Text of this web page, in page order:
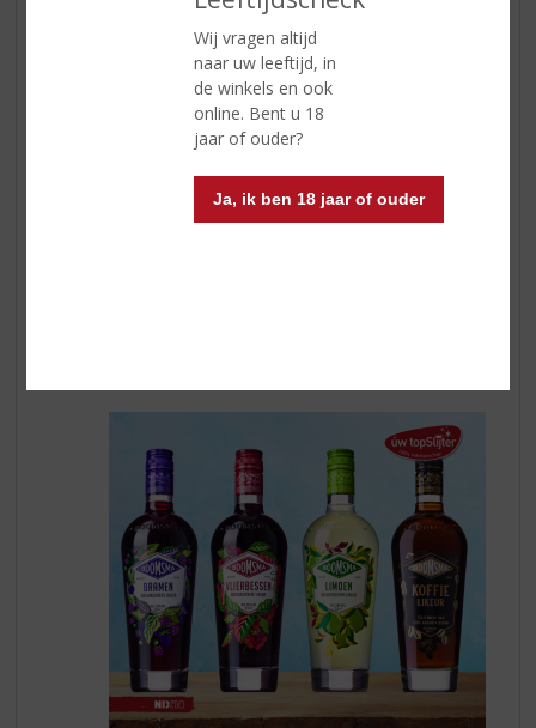
Wij vragen altijd
naar uw leeftijd, in
de winkels en ook
online. Bent u 18
jaar of ouder?
Ja, ik ben 18 jaar of ouder
Ook vaak zo'n stressfactor. Het liefst nemen wij
gewoon ons hele huis mee maar helaas hebben wij nog
geen toverstaf om dit passend in de koffers te krijgen.
Tranquilo...pak de koffers zo kort mogelijk voor de
vakantie in. Begint u al twee weken van tevoren dan is
er een kans dat u die koffer tussendoor met regelmaat
omgooit. Wat u wel kunt doen is een kleine week van